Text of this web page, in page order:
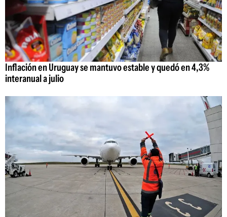
Inflación en Uruguay se mantuvo estable y quedó en 4,3%
interanual a julio